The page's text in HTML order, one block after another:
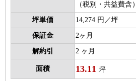
（税別・共益費含）
坪単価 14,274 円／坪
保証金 2ヶ月
解約引 2 ヶ月
面積 13.11 坪